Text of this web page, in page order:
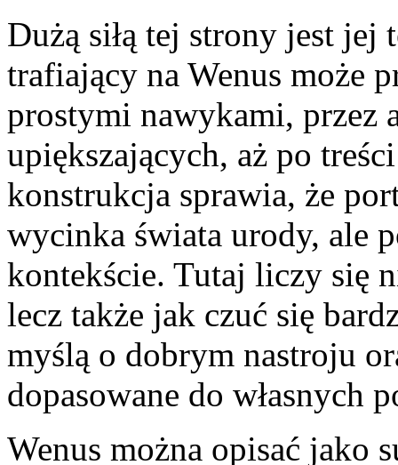
Dużą siłą tej strony jest jej
trafiający na Wenus może
prostymi nawykami, przez
upiększających, aż po
konstrukcja sprawia, że
wycinka świata urody, ale
kontekście. Tutaj liczy się
lecz także jak czuć się
myślą o dobrym nastroju
dopasowane do własnych
Wenus można opisać jako